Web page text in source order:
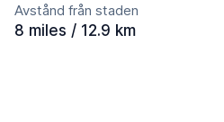
Avstånd från staden
8 miles / 12.9 km